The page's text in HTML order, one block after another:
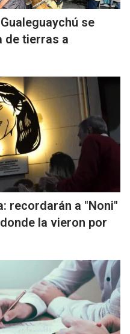
se
de tierras a
recordarán a "Noni"
la vieron por